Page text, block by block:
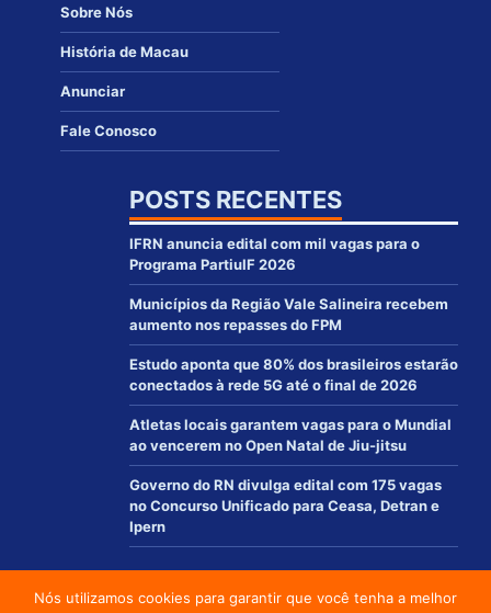
Sobre Nós
História de Macau
Anunciar
Fale Conosco
POSTS RECENTES
IFRN anuncia edital com mil vagas para o
Programa PartiuIF 2026
Municípios da Região Vale Salineira recebem
aumento nos repasses do FPM
Estudo aponta que 80% dos brasileiros estarão
conectados à rede 5G até o final de 2026
Atletas locais garantem vagas para o Mundial
ao vencerem no Open Natal de Jiu-jitsu
Governo do RN divulga edital com 175 vagas
no Concurso Unificado para Ceasa, Detran e
Ipern
© 2012 - 2021 | www.macaurn.com.br - Todos os direitos reservados
Nós utilizamos cookies para garantir que você tenha a melhor